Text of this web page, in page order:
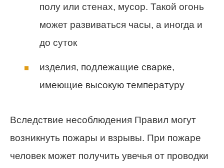
полу или стенах, мусор. Такой огонь
может развиваться часы, а иногда и
до суток
изделия, подлежащие сварке,
имеющие высокую температуру
Вследствие несоблюдения Правил могут
возникнуть пожары и взрывы. При пожаре
человек может получить увечья от проводки